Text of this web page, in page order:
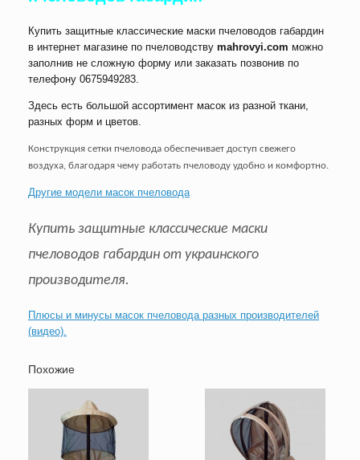
Купить защитные классические маски пчеловодов габардин
в интернет магазине по пчеловодству mahrovyi.com можно
заполнив не сложную форму или заказать позвонив по
телефону 0675949283.
Здесь есть большой ассортимент масок из разной ткани,
разных форм и цветов.
Конструкция сетки пчеловода обеспечивает доступ свежего
воздуха, благодаря чему работать пчеловоду удобно и комфортно.
Другие модели масок пчеловода
Купить защитные классические маски
пчеловодов габардин от украинского
производителя.
Плюсы и минусы масок пчеловода разных производителей
(видео).
Похожие